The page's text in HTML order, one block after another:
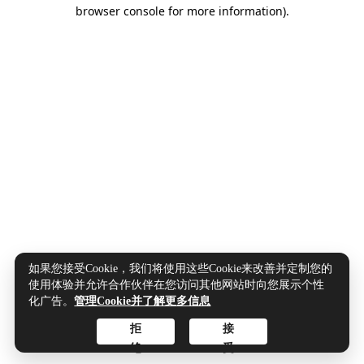
browser console for more information).
如果您接受Cookie，我们将使用这些Cookie来改善并定制您的
使用体验并允许合作伙伴在您访问其他网站时向您展示个性
化广告。管理Cookie并了解更多信息
接
受
拒
绝